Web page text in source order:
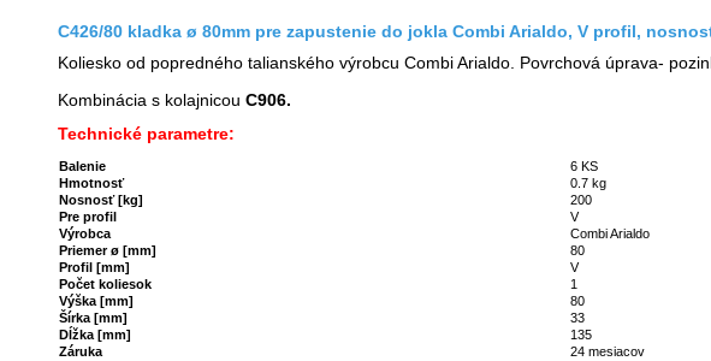
C426/80 kladka ø 80mm pre zapustenie do jokla Combi Arialdo, V profil,
Koliesko od popredného talianského výrobcu Combi Arialdo. Povrchová úprava-
Kombinácia s kolajnicou C906.
Technické parametre:
Balenie
6 KS
Hmotnosť
0.7 kg
Nosnosť [kg]
200
Pre profil
V
Výrobca
Combi Arialdo
Priemer ø [mm]
80
Profil
[mm]
V
Počet koliesok
1
Výška [mm]
80
Šírka [mm]
33
Dĺžka [mm]
135
Záruka
24 mesiacov